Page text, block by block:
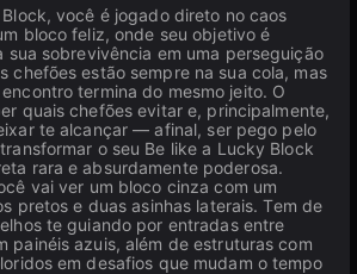
você é jogado direto no caos
bloco feliz, onde seu objetivo é
sua sobrevivência em uma perseguição
chefões estão sempre na sua cola, mas
termina do mesmo jeito. O
quais chefões evitar e, principalmente,
te alcançar — afinal, ser pego pelo
o seu Be like a Lucky Block
rara e absurdamente poderosa.
vai ver um bloco cinza com um
pretos e duas asinhas laterais. Tem de
te guiando por entradas entre
painéis azuis, além de estruturas com
em desafios que mudam o tempo